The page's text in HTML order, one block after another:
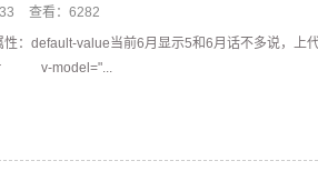
查看：6282
性：default-value当前6月显示5和6月话不多说，
v-model="...